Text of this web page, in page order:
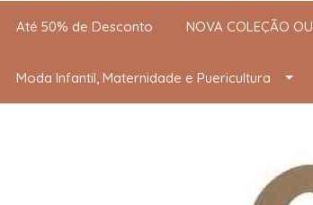
Até 50% de Desconto NOVA COLEÇÃO
Moda Infantil, Maternidade e Puericultura